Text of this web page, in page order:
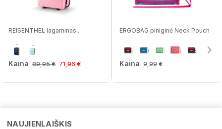
REISENTHEL lagaminas...
Kaina 89,95 € 71,96 €
ERGOBAG piniginė Neck Pouch
Kaina 9,99 €
NAUJIENLAIŠKIS